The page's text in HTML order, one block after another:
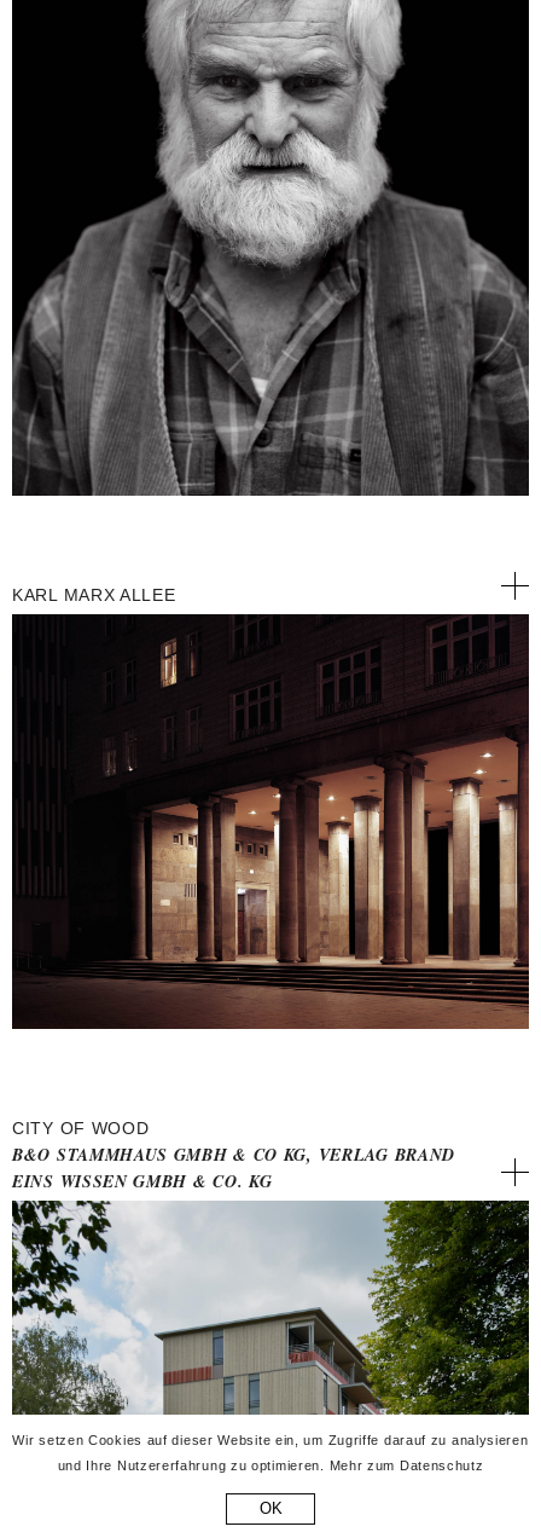
KARL MARX ALLEE
CITY OF WOOD
B&O STAMMHAUS GMBH & CO KG, VERLAG BRAND
EINS WISSEN GMBH & CO. KG
Wir setzen Cookies auf dieser Website ein, um Zugriffe darauf zu analysieren
und Ihre Nutzererfahrung zu optimieren.
Mehr zum Datenschutz
OK